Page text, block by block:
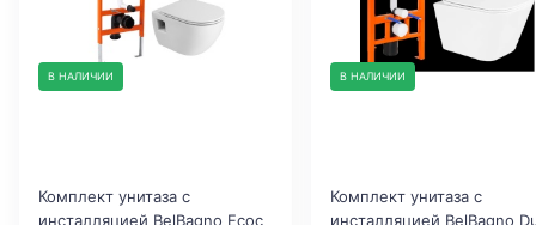
В НАЛИЧИИ
Комплект унитаза с
инсталляцией BelBagno Ecoс
В НАЛИЧИИ
Комплект унитаза с
инсталляцией BelBagno